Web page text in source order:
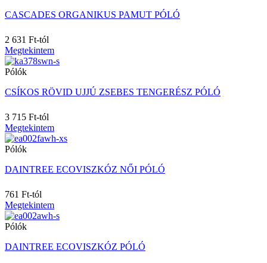
52
55
56
56/58
58
5T (XL)
5XL
6-L
6/10
6/9
60
60/72M
CASCADES ORGANIKUS PAMUT PÓLÓ
2 631 Ft-tól
Megtekintem
Pólók
CSÍKOS RÖVID UJJÚ ZSEBES TENGERÉSZ PÓLÓ
3 715 Ft-tól
Megtekintem
Pólók
DAINTREE ECOVISZKÓZ NŐI PÓLÓ
761 Ft-tól
Megtekintem
Pólók
DAINTREE ECOVISZKÓZ PÓLÓ